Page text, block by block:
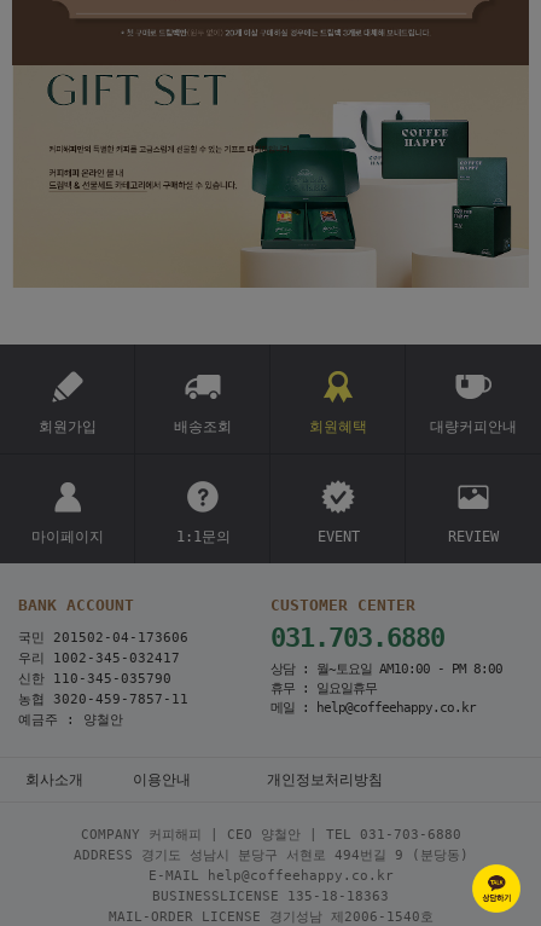
회원가입 배송조회 회원혜택 대량커피안내
마이페이지 1:1문의 EVENT REVIEW
BANK ACCOUNT
국민 201502-04-173606
우리 1002-345-032417
신한 110-345-035790
농협 3020-459-7857-11
예금주 : 양철안
CUSTOMER CENTER
031.703.6880
상담 : 월~토요일 AM10:00 - PM 8:00
휴무 : 일요일휴무
메일 : help@coffeehappy.co.kr
회사소개 이용안내 개인정보처리방침
COMPANY 커피해피 | CEO 양철안 | TEL
031-703-6880
ADDRESS 경기도 성남시 분당구 서현로 494번길 9 (분당동)
E-MAIL help@coffeehappy.co.kr
BUSINESSLICENSE 135-18-18363
MAIL-ORDER LICENSE 경기성남 제2006-1540호